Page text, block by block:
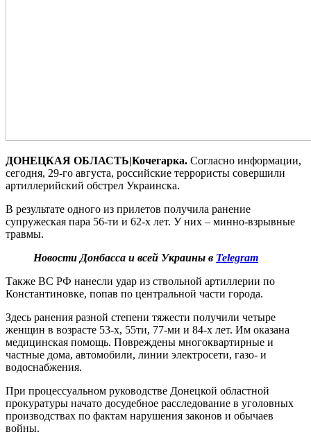
ДОНЕЦКАЯ ОБЛАСТЬ|Кочегарка. Согласно информации,
сегодня, 29-го августа, российские террористы совершили
артиллерийский обстрел Украинска.
В результате одного из прилетов получила ранение
супружеская пара 56-ти и 62-х лет. У них – минно-взрывные
травмы.
Новости Донбасса и всей Украины в Telegram
Также ВС РФ нанесли удар из ствольной артиллерии по
Константиновке, попав по центральной части города.
Здесь ранения разной степени тяжести получили четыре
женщин в возрасте 53-х, 55ти, 77-ми и 84-х лет. Им оказана
медицинская помощь. Повреждены многоквартирные и
частные дома, автомобили, линии электросети, газо- и
водоснабжения.
При процессуальном руководстве Донецкой областной
прокуратуры начато досудебное расследование в уголовных
производствах по фактам нарушения законов и обычаев
войны.